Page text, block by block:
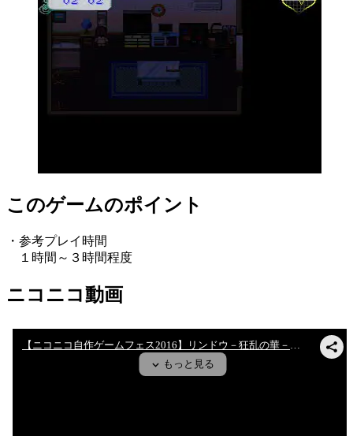
このゲームのポイント
・参考プレイ時間
１時間～３時間程度
ニコニコ動画